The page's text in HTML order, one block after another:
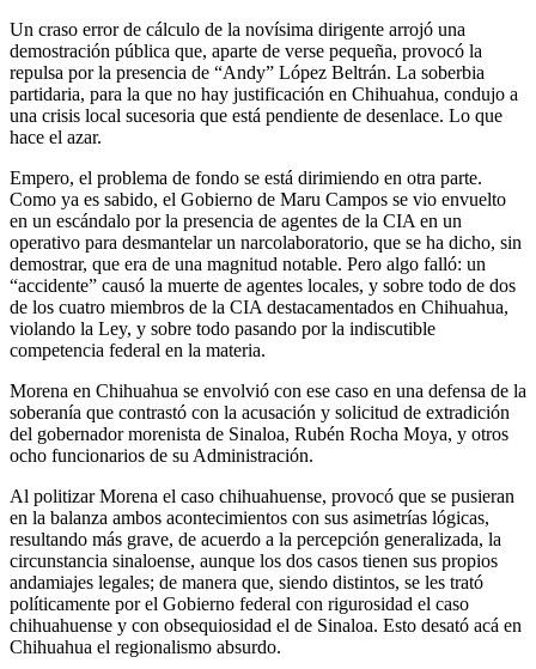
Un craso error de cálculo de la novísima dirigente arrojó una
demostración pública que, aparte de verse pequeña, provocó la
repulsa por la presencia de “Andy” López Beltrán. La soberbia
partidaria, para la que no hay justificación en Chihuahua, condujo a
una crisis local sucesoria que está pendiente de desenlace. Lo que
hace el azar.
Empero, el problema de fondo se está dirimiendo en otra parte.
Como ya es sabido, el Gobierno de Maru Campos se vio envuelto
en un escándalo por la presencia de agentes de la CIA en un
operativo para desmantelar un narcolaboratorio, que se ha dicho, sin
demostrar, que era de una magnitud notable. Pero algo falló: un
“accidente” causó la muerte de agentes locales, y sobre todo de dos
de los cuatro miembros de la CIA destacamentados en Chihuahua,
violando la Ley, y sobre todo pasando por la indiscutible
competencia federal en la materia.
Morena en Chihuahua se envolvió con ese caso en una defensa de la
soberanía que contrastó con la acusación y solicitud de extradición
del gobernador morenista de Sinaloa, Rubén Rocha Moya, y otros
ocho funcionarios de su Administración.
Al politizar Morena el caso chihuahuense, provocó que se pusieran
en la balanza ambos acontecimientos con sus asimetrías lógicas,
resultando más grave, de acuerdo a la percepción generalizada, la
circunstancia sinaloense, aunque los dos casos tienen sus propios
andamiajes legales; de manera que, siendo distintos, se les trató
políticamente por el Gobierno federal con rigurosidad el caso
chihuahuense y con obsequiosidad el de Sinaloa. Esto desató acá en
Chihuahua el regionalismo absurdo.